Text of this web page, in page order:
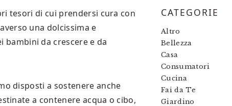
tesori di cui prendersi cura con
una dolcissima e
da crescere e da
disposti a sostenere anche
a contenere acqua o cibo,
CATEGORIE
Altro
Bellezza
Casa
Consumatori
Cucina
Fai da Te
Giardino